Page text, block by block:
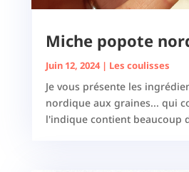
Miche popote
Juin 12, 2024| Les coulisses
Je vous présente les
nordique aux graines... qui
l'indique contient beaucoup